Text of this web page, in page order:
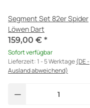
Segment Set 82er Spider
Löwen Dart
159,00 € *
Sofort verfügbar
Lieferzeit:1 - 5 Werktage(DE -
Ausland abweichend)